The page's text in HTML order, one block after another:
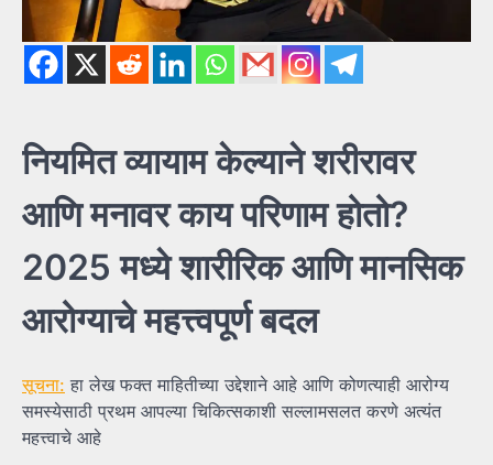
नियमित व्यायाम केल्याने शरीरावर
आणि मनावर काय परिणाम होतो?
2025 मध्ये शारीरिक आणि मानसिक
आरोग्याचे महत्त्वपूर्ण बदल
सूचना: हा लेख फक्त माहितीच्या उद्देशाने आहे आणि कोणत्याही आरोग्य
समस्येसाठी प्रथम आपल्या चिकित्सकाशी सल्लामसलत करणे अत्यंत
महत्त्वाचे आहे